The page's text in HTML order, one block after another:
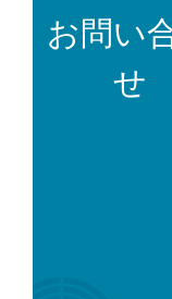
お問い
せ